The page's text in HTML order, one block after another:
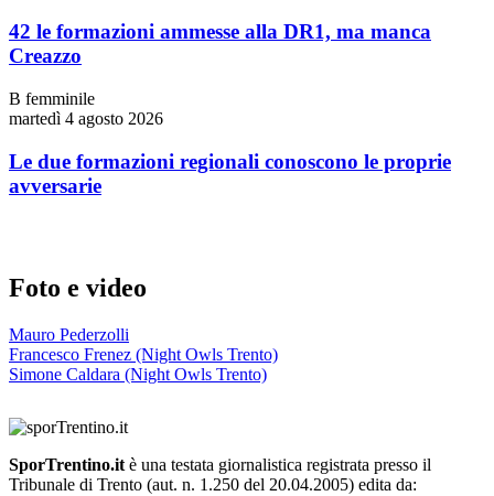
42 le formazioni ammesse alla DR1, ma manca
Creazzo
B femminile
martedì 4 agosto 2026
Le due formazioni regionali conoscono le proprie
avversarie
Foto e video
Mauro Pederzolli
Francesco Frenez (Night Owls Trento)
Simone Caldara (Night Owls Trento)
SporTrentino.it è una testata giornalistica registrata presso il
Tribunale di Trento (aut. n. 1.250 del 20.04.2005) edita da: